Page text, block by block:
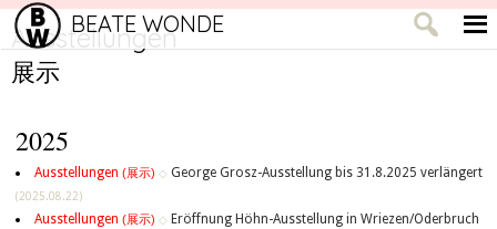
BEATE WONDE
Ausstellungen
展示
2025
Ausstellungen (展示) ◇ George Grosz-Ausstellung bis 31.8.2025 verlängert
(2025.08.22)
Ausstellungen (展示) ◇ Eröffnung Höhn-Ausstellung in Wriezen/Oderbruch